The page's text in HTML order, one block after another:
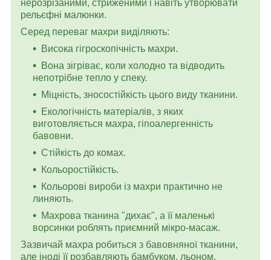
нерозрізаними, стриженими і навіть утворювати
рельєфні малюнки.
Серед переваг махри виділяють:
Висока гігроскопічність махри.
Вона зігріває, коли холодно та відводить
непотрібне тепло у спеку.
Міцність, зносостійкість цього виду тканини.
Екологічність матеріалів, з яких
виготовляється махра, гіпоалергенність
бавовни.
Стійкість до комах.
Кольоростійкість.
Кольорові вироби із махри практично не
линяють.
Махрова тканина "дихає", а її маленькі
ворсинки роблять приємний мікро-масаж.
Зазвичай махра робиться з бавовняної тканини,
але іноді її розбавляють бамбуком, льоном,